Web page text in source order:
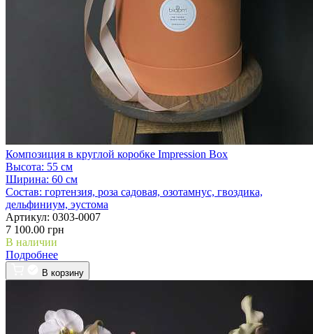
Композиция в круглой коробке Impression Box
Высота: 55 см
Ширина: 60 см
Состав: гортензия, роза садовая, озотамнус, гвоздика,
дельфиниум, эустома
Артикул: 0303-0007
7 100.00 грн
В наличии
Подробнее
В корзину